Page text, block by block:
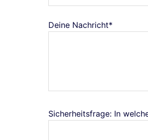
Deine Nachricht*
Sicherheitsfrage: In